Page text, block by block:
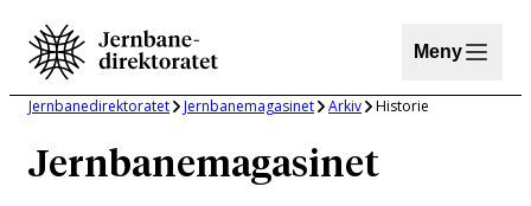
Hopp
innhold
Meny
Jernbanedirektoratet Jernbanemagasinet Arkiv Historie
Jernbanemagasinet